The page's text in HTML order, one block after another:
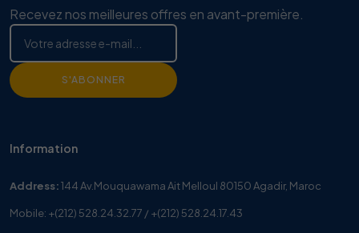
Recevez nos meilleures offres en avant-première.
S'ABONNER
Information
Address:144 Av.Mouquawama Ait Melloul 80150 Agadir, Maroc
Mobile: +(212) 528.24.32.77 / +(212) 528.24.17.43